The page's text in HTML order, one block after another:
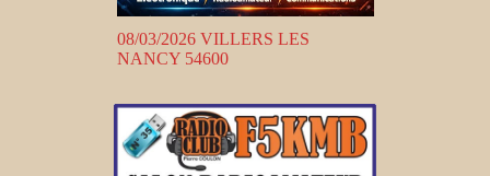
08/03/2026 VILLERS LES
NANCY 54600